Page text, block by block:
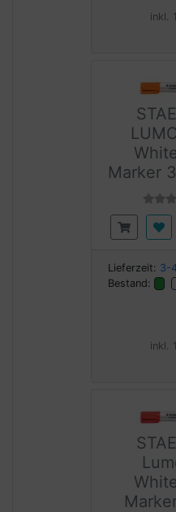
inkl.
Marker
Lieferzeit: 3-
Bestand:
inkl.